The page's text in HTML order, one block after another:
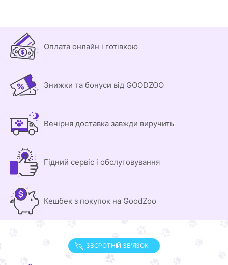
Оплата онлайн і готівкою
Знижки та бонуси від GOODZOO
Вечірня доставка завжди виручить
Гідний сервіс і обслуговування
Кешбек з покупок на GoodZoo
ЗВОРОТНІЙ ЗВ'ЯЗОК